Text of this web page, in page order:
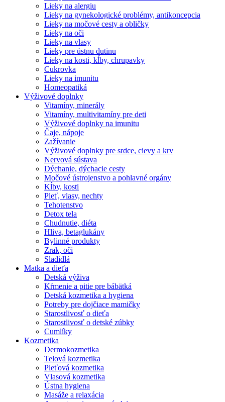
Lieky na alergiu
Lieky na gynekologické problémy, antikoncepcia
Lieky na močové cesty a obličky
Lieky na oči
Lieky na vlasy
Lieky pre ústnu dutinu
Lieky na kosti, kĺby, chrupavky
Cukrovka
Lieky na imunitu
Homeopatiká
Výživové doplnky
Vitamíny, minerály
Vitamíny, multivitamíny pre deti
Výživové doplnky na imunitu
Čaje, nápoje
Zažívanie
Výživové doplnky pre srdce, cievy a krv
Nervová sústava
Dýchanie, dýchacie cesty
Močové ústrojenstvo a pohlavné orgány
Kĺby, kosti
Pleť, vlasy, nechty
Tehotenstvo
Detox tela
Chudnutie, diéta
Hliva, betaglukány
Bylinné produkty
Zrak, oči
Sladidlá
Matka a dieťa
Detská výživa
Kŕmenie a pitie pre bábätká
Detská kozmetika a hygiena
Potreby pre dojčiace mamičky
Starostlivosť o dieťa
Starostlivosť o detské zúbky
Cumlíky
Kozmetika
Dermokozmetika
Telová kozmetika
Pleťová kozmetika
Vlasová kozmetika
Ústna hygiena
Masáže a relaxácia